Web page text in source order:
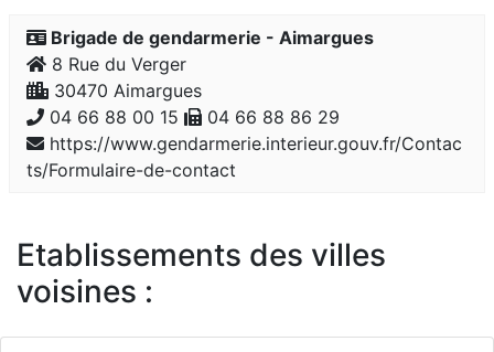
Brigade de gendarmerie - Aimargues
8 Rue du Verger
30470 Aimargues
04 66 88 00 15
04 66 88 86 29
https://www.gendarmerie.interieur.gouv.fr/Contac
ts/Formulaire-de-contact
Etablissements des villes
voisines :